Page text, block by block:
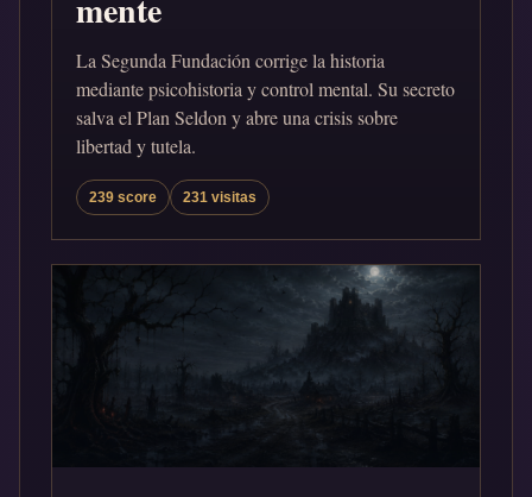
mente
La Segunda Fundación corrige la historia
mediante psicohistoria y control mental. Su secreto
salva el Plan Seldon y abre una crisis sobre
libertad y tutela.
239 score 231 visitas